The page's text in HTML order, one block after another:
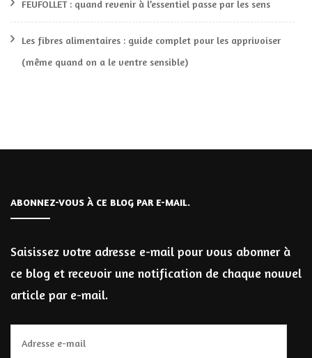
FEUFOLLET : quand revenir à l’essentiel passe par les sens
Les fibres alimentaires : guide complet pour les apprivoiser
(même quand on a le ventre sensible)
ABONNEZ-VOUS À CE BLOG PAR E-MAIL.
Saisissez votre adresse e-mail pour vous abonner à
ce blog et recevoir une notification de chaque nouvel
article par e-mail.